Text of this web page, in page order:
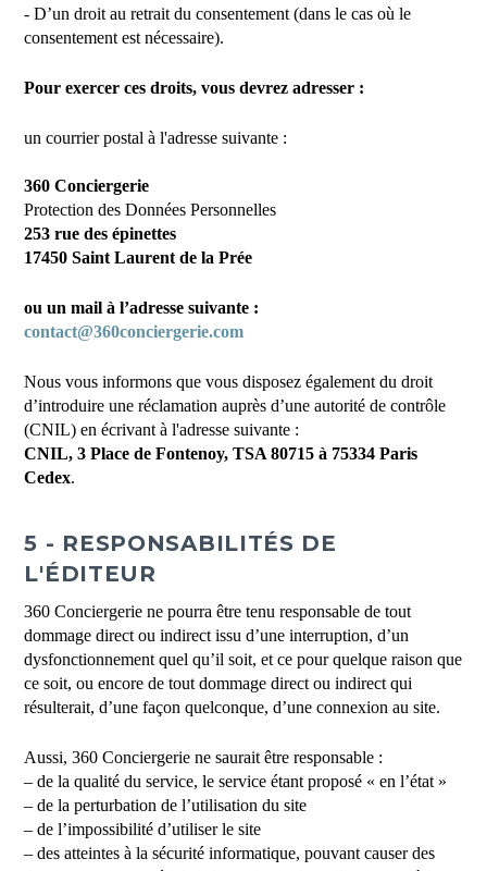
- D’un droit au retrait du consentement (dans le cas où le
consentement est nécessaire).
Pour exercer ces droits, vous devrez adresser :
un courrier postal à l'adresse suivante :
360 Conciergerie
Protection des Données Personnelles
253 rue des épinettes
17450 Saint Laurent de la Prée
ou un mail à l’adresse suivante :
contact@360conciergerie.com
Nous vous informons que vous disposez également du droit
d’introduire une réclamation auprès d’une autorité de contrôle
(CNIL) en écrivant à l'adresse suivante :
CNIL, 3 Place de Fontenoy, TSA 80715 à 75334 Paris
Cedex.
5 - RESPONSABILITÉS DE
L'ÉDITEUR
360 Conciergerie ne pourra être tenu responsable de tout
dommage direct ou indirect issu d’une interruption, d’un
dysfonctionnement quel qu’il soit, et ce pour quelque raison que
ce soit, ou encore de tout dommage direct ou indirect qui
résulterait, d’une façon quelconque, d’une connexion au site.
Aussi, 360 Conciergerie ne saurait être responsable :
– de la qualité du service, le service étant proposé « en l’état »
– de la perturbation de l’utilisation du site
– de l’impossibilité d’utiliser le site
– des atteintes à la sécurité informatique, pouvant causer des